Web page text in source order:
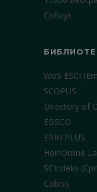
Србија
WoS ESCI
SCOPUS
Directory of
EBSCO
ERIH PLUS
HeinOnline
SCIndeks
Cobiss